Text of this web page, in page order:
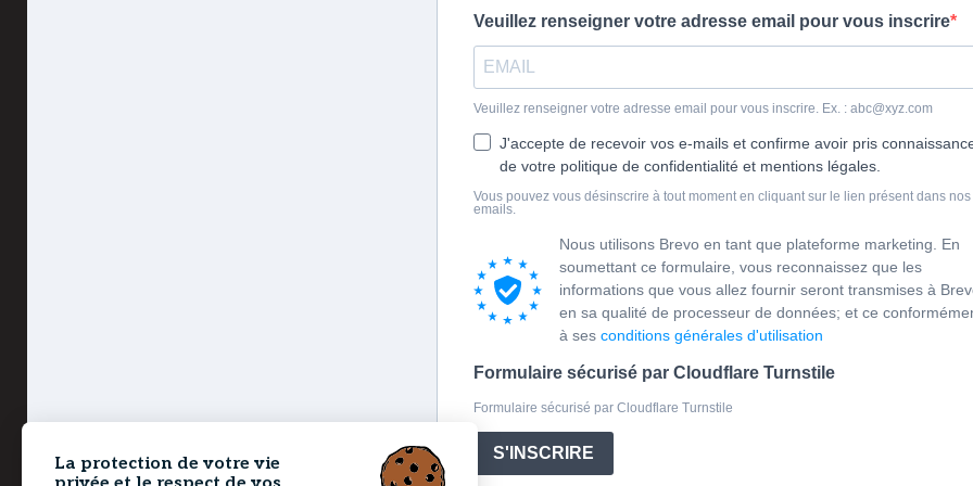
Veuillez renseigner votre adresse email pour vous inscrire
Veuillez renseigner votre adresse email pour vous inscrire. Ex. : abc@xyz.com
J'accepte de recevoir vos e-mails et confirme avoir pris
de votre politique de confidentialité et mentions légales.
Vous pouvez vous désinscrire à tout moment en cliquant sur le lien présent dans nos
emails.
Nous utilisons Brevo en tant que plateforme marketing. En
soumettant ce formulaire, vous reconnaissez que les
informations que vous allez fournir seront transmises à
en sa qualité de processeur de données; et ce
à ses conditions générales d'utilisation
Formulaire sécurisé par Cloudflare Turnstile
Formulaire sécurisé par Cloudflare Turnstile
S'INSCRIRE
La protection de votre vie